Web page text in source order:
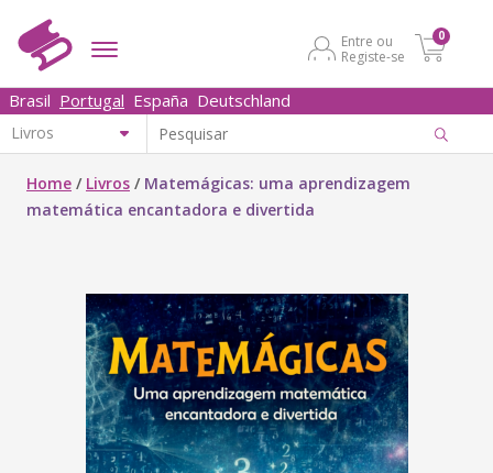
Entre ou
Registe-se
0
Brasil Portugal España Deutschland
Home / Livros / Matemágicas: uma aprendizagem
matemática encantadora e divertida